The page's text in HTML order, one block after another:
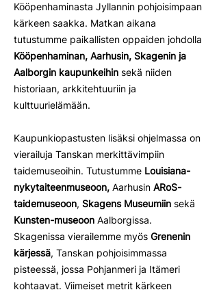
Kööpenhaminasta Jyllannin pohjoisimpaan
kärkeen saakka. Matkan aikana
tutustumme paikallisten oppaiden johdolla
Kööpenhaminan, Aarhusin, Skagenin ja
Aalborgin kaupunkeihin sekä niiden
historiaan, arkkitehtuuriin ja
kulttuurielämään.
Kaupunkiopastusten lisäksi ohjelmassa on
vierailuja Tanskan merkittävimpiin
taidemuseoihin. Tutustumme Louisiana-
nykytaiteenmuseoon, Aarhusin ARoS-
taidemuseoon, Skagens Museumiin sekä
Kunsten-museoon Aalborgissa.
Skagenissa vierailemme myös Grenenin
kärjessä, Tanskan pohjoisimmassa
pisteessä, jossa Pohjanmeri ja Itämeri
kohtaavat. Viimeiset metrit kärkeen